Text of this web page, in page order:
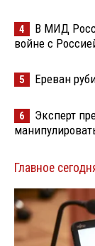
4
В МИД
войне с
5 Ереван
6
Эксперт
Главное